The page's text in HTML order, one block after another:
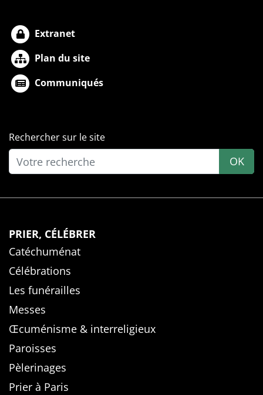
Extranet
Plan du site
Communiqués
Rechercher sur le site
OK
PRIER, CÉLÉBRER
Catéchuménat
Célébrations
Les funérailles
Messes
Œcuménisme & interreligieux
Paroisses
Pèlerinages
Prier à Paris